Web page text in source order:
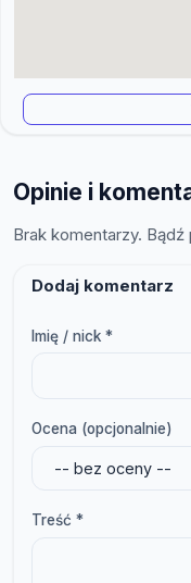
Opinie i
Brak komentarzy. Bądź
Dodaj komentarz
Imię / nick *
Ocena (opcjonalnie)
Treść *